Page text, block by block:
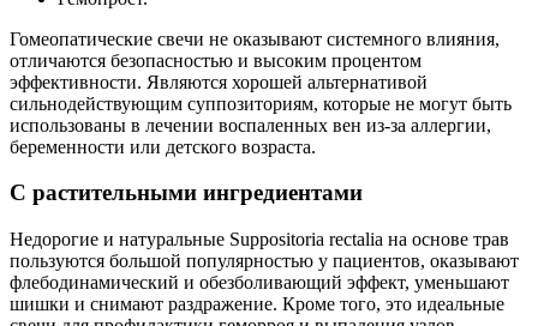
Гомеопатические свечи не оказывают системного влияния,
отличаются безопасностью и высоким процентом
эффективности. Являются хорошей альтернативой
сильнодействующим суппозиториям, которые не могут быть
использованы в лечении воспаленных вен из-за аллергии,
беременности или детского возраста.
С растительными ингредиентами
Недорогие и натуральные Suppositoria rectalia на основе трав
пользуются большой популярностью у пациентов, оказывают
флебодинамический и обезболивающий эффект, уменьшают
шишки и снимают раздражение. Кроме того, это идеальные